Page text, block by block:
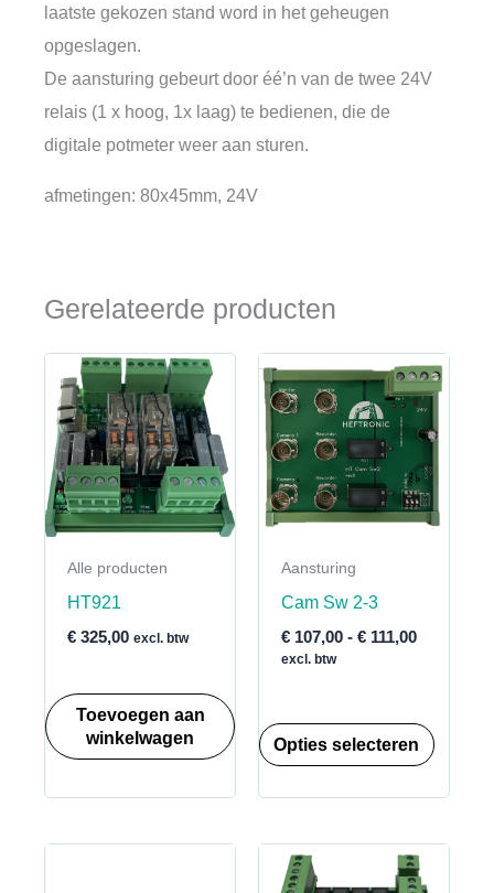
laatste gekozen stand word in het geheugen
opgeslagen.
De aansturing gebeurt door éé’n van de twee 24V
relais (1 x hoog, 1x laag) te bedienen, die de
digitale potmeter weer aan sturen.
afmetingen: 80x45mm, 24V
Gerelateerde producten
Alle producten
HT921
€325,00 excl. btw
Toevoegen aan
winkelwagen
Aansturing
Cam Sw 2-3
€107,00 - €111,00
excl. btw
Opties selecteren
heeft